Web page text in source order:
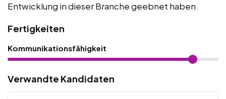
Entwicklung in dieser Branche geebnet haben.
Fertigkeiten
Kommunikationsfähigkeit
Verwandte Kandidaten